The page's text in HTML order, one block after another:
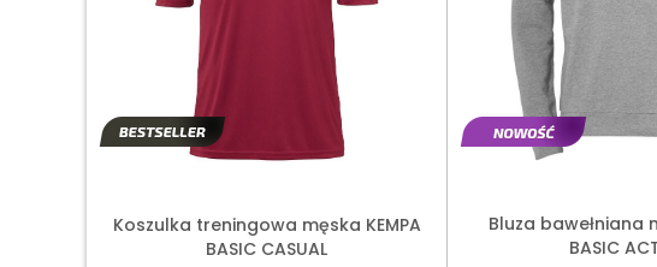
Koszulka treningowa męska KEMPA
BASIC CASUAL
Bluza bawełniana
BASIC